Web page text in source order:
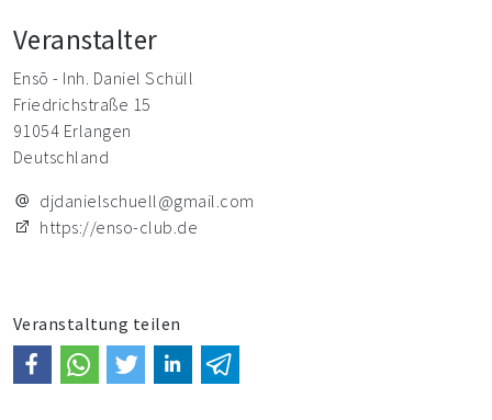
Veranstalter
Ensō - Inh. Daniel Schüll
Friedrichstraße 15
91054 Erlangen
Deutschland
djdanielschuell@gmail.com
https://enso-club.de
Veranstaltung teilen